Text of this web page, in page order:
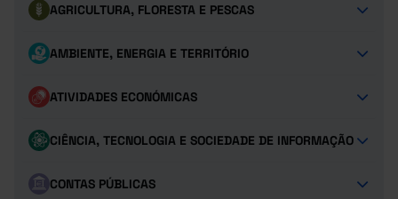
AGRICULTURA, FLORESTA E PESCAS
AMBIENTE, ENERGIA E TERRITÓRIO
ATIVIDADES ECONÓMICAS
CIÊNCIA, TECNOLOGIA E SOCIEDADE DE INFORMAÇÃO
CONTAS PÚBLICAS